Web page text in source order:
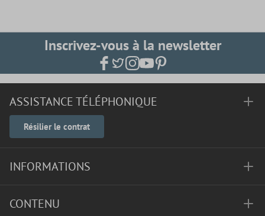
Inscrivez-vous à la newsletter
ASSISTANCE TÉLÉPHONIQUE
Résilier le contrat
INFORMATIONS
CONTENU